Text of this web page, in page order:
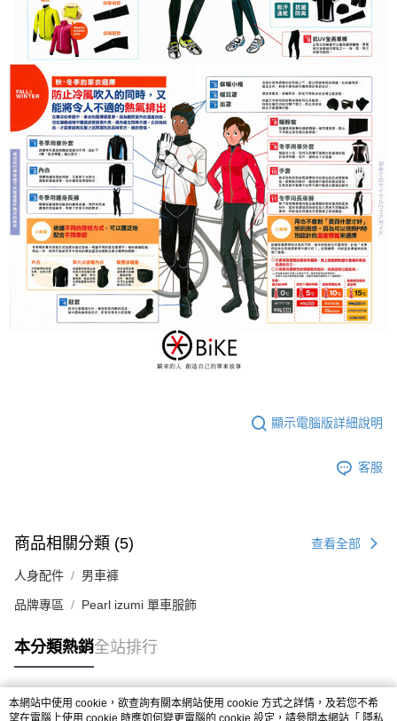
顯示電腦版詳細說明
客服
商品相關分類 (5) 查看全部
人身配件 男車褲
品牌專區 Pearl izumi 單車服飾
本分類熱銷全站排行
熱門標籤
本網站中使用 cookie，欲查詢有關本網站使用 cookie 方式之詳情，及若您不希
望在電腦上使用 cookie 時應如何變更電腦的 cookie 設定，請參閱本網站「 隱私